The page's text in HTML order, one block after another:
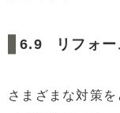
リフォ
さまざまな対策